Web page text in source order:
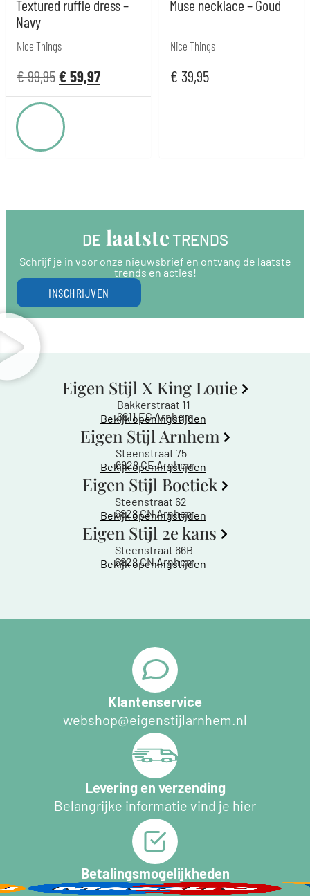
Textured ruffle dress –
Navy
Nice Things
€99,95€59,97
Muse necklace – Goud
Nice Things
€ 39,95
DE laatste TRENDS
Schrijf je in voor onze nieuwsbrief en ontvang de laatste
trends en acties!
INSCHRIJVEN
Eigen Stijl X King Louie
Bakkerstraat 11
6811 EG Arnhem
Bekijk openingstijden
Eigen Stijl Arnhem
Steenstraat 75
6828 CE Arnhem
Bekijk openingstijden
Eigen Stijl Boetiek
Steenstraat 62
6828 CN Arnhem
Bekijk openingstijden
Eigen Stijl 2e kans
Steenstraat 66B
6828 CN Arnhem
Bekijk openingstijden
Klantenservice
webshop@eigenstijlarnhem.nl
Levering en verzending
Belangrijke informatie vind je hier
Betalingsmogelijkheden